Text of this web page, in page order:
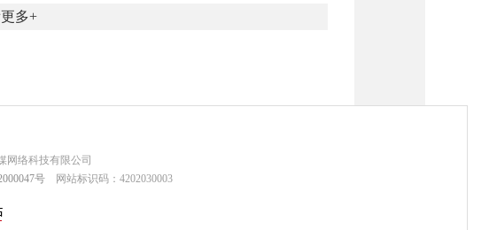
多
络科技有限公司
号 网站标识码：4202030003